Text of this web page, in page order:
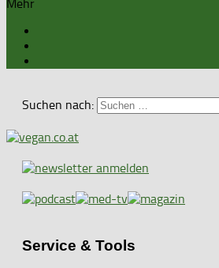
Mehr
Suchen nach:
Service & Tools